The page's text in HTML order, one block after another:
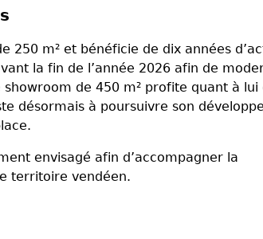
250 m² et bénéficie de dix années
la fin de l’année 2026 afin de
showroom de 450 m² profite quant à lui
désormais à poursuivre son
envisagé afin d’accompagner la
territoire vendéen.